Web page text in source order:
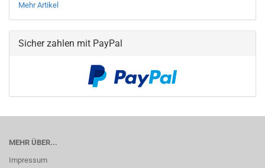
Mehr Artikel
Sicher zahlen mit PayPal
MEHR ÜBER...
Impressum